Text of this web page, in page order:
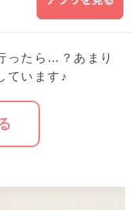
ったら…？あまり
ています♪